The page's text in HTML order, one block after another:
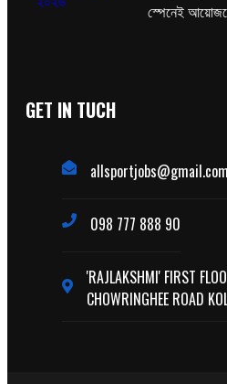
স্পেনেই
GET IN TUCH
allsportjobs@gmail.com
098 777 888 90
'RAJLAKSHMI' FIRST
CHOWRINGHEE ROAD